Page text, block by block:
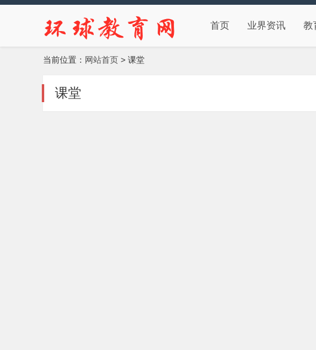
首页 业界资讯 教
当前位置： 网站首页 > 课堂
课堂